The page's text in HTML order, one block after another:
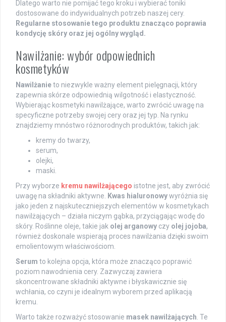
Dlatego warto nie pomijać tego kroku i wybierać toniki
dostosowane do indywidualnych potrzeb naszej cery.
Regularne stosowanie tego produktu znacząco poprawia
kondycję skóry oraz jej ogólny wygląd.
Nawilżanie: wybór odpowiednich
kosmetyków
Nawilżanieto niezwykle ważny element pielęgnacji, który
zapewnia skórze odpowiednią wilgotność i elastyczność.
Wybierając kosmetyki nawilżające, warto zwrócić uwagę na
specyficzne potrzeby swojej cery oraz jej typ. Na rynku
znajdziemy mnóstwo różnorodnych produktów, takich jak:
kremy do twarzy,
serum,
olejki,
maski.
Przy wyborze kremu nawilżającego istotne jest, aby zwrócić
uwagę na składniki aktywne. Kwas hialuronowywyróżnia się
jako jeden z najskuteczniejszych elementów w kosmetykach
nawilżających – działa niczym gąbka, przyciągając wodę do
skóry. Roślinne oleje, takie jak olej arganowy czy olej jojoba,
również doskonale wspierają proces nawilżania dzięki swoim
emolientowym właściwościom.
Serum to kolejna opcja, która może znacząco poprawić
poziom nawodnienia cery. Zazwyczaj zawiera
skoncentrowane składniki aktywne i błyskawicznie się
wchłania, co czyni je idealnym wyborem przed aplikacją
kremu.
Warto także rozważyć stosowanie masek nawilżających. Te